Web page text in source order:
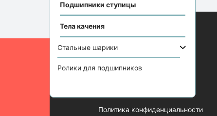
Подшипники ступицы
Тела качения
Стальные шарики
Ролики для подшипников
Политика конфиденциальности